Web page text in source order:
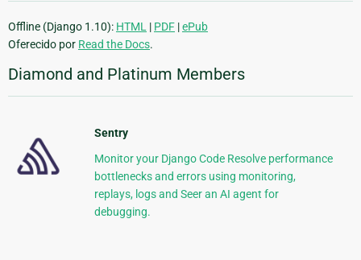
Offline (Django 1.10): HTML | PDF |ePub
Oferecido por Read the Docs.
Diamond and Platinum Members
Sentry
Monitor your Django Code Resolve performance
bottlenecks and errors using monitoring,
replays, logs and Seer an AI agent for
debugging.